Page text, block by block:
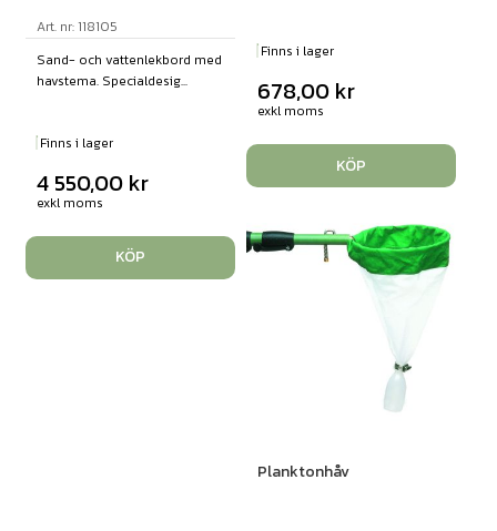
Art. nr: 118105
Sand- och vattenlekbord med
havstema. Specialdesig...
Finns i lager
4 550,00 kr
exkl moms
KÖP
Finns i lager
678,00 kr
exkl moms
KÖP
Planktonhåv